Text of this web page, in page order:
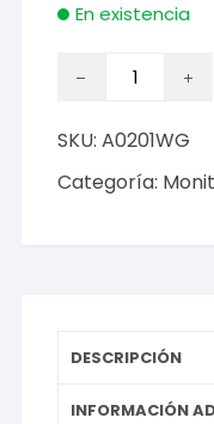
En existencia
SOPORTE
PANTALLA
60
SKU:A0201WG
Categoría:
DESCRIPCIÓN
INFORMACIÓN